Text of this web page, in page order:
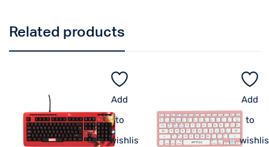
Related products
Add
to
wishlist
Add
to